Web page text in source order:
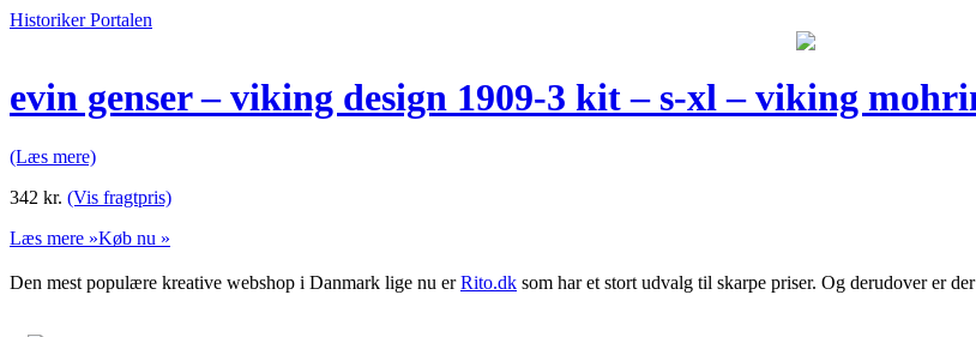
Historiker Portalen
evin genser – viking design 1909-3 kit – s-xl – viking
(Læs mere)
342 kr. (Vis fragtpris)
Læs mere »Køb nu »
Den mest populære kreative webshop i Danmark lige nu erRito.dk som har et stort udvalg til skarpe priser. Og derudover er der